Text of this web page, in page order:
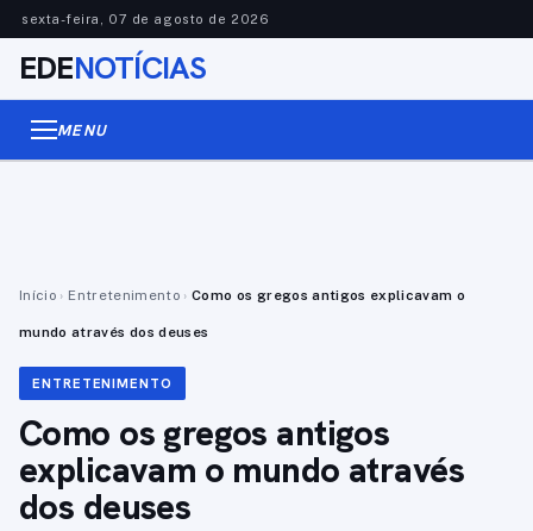
sexta-feira, 07 de agosto de 2026
EDENOTÍCIAS
MENU
Início › Entretenimento › Como os gregos antigos explicavam o
mundo através dos deuses
ENTRETENIMENTO
Como os gregos antigos
explicavam o mundo através
dos deuses